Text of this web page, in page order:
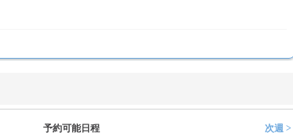
予約可能日程 次週 >